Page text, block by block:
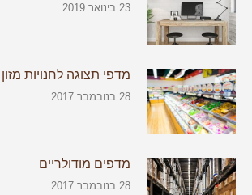
23 בינואר 2019
מדפי תצוגה לחנויות מזון
28 בנובמבר 2017
מדפים מודולריים
28 בנובמבר 2017